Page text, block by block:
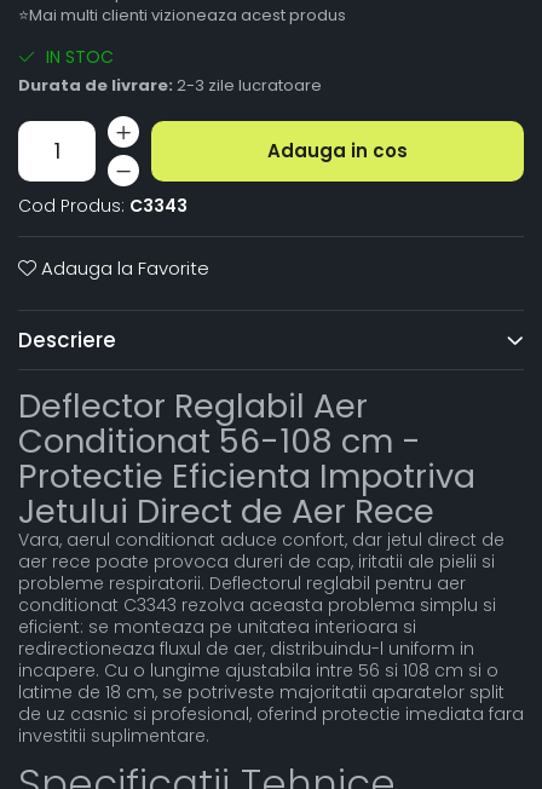
⭐Mai multi clienti vizioneaza acest produs
IN STOC
Durata de livrare: 2-3 zile lucratoare
Adauga in cos
Cod Produs: C3343
Adauga la Favorite
Descriere
Deflector Reglabil Aer
Conditionat 56-108 cm -
Protectie Eficienta Impotriva
Jetului Direct de Aer Rece
Vara, aerul conditionat aduce confort, dar jetul direct de
aer rece poate provoca dureri de cap, iritatii ale pielii si
probleme respiratorii. Deflectorul reglabil pentru aer
conditionat C3343 rezolva aceasta problema simplu si
eficient: se monteaza pe unitatea interioara si
redirectioneaza fluxul de aer, distribuindu-l uniform in
incapere. Cu o lungime ajustabila intre 56 si 108 cm si o
latime de 18 cm, se potriveste majoritatii aparatelor split
de uz casnic si profesional, oferind protectie imediata fara
investitii suplimentare.